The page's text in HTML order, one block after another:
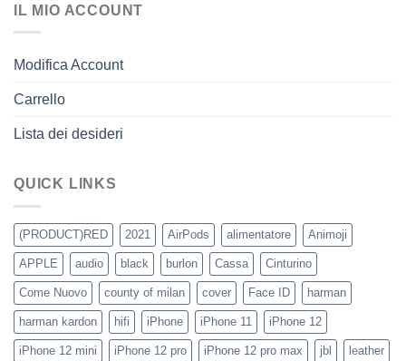
IL MIO ACCOUNT
Modifica Account
Carrello
Lista dei desideri
QUICK LINKS
(PRODUCT)RED 2021 AirPods alimentatore Animoji
APPLE audio black burlon Cassa Cinturino
Come Nuovo county of milan cover Face ID harman
harman kardon hifi iPhone iPhone 11 iPhone 12
iPhone 12 mini iPhone 12 pro iPhone 12 pro max jbl leather